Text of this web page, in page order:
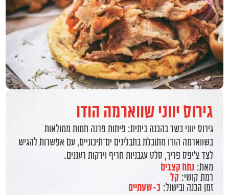
לִנְגִישׁוּת
הָאֲתָר.
גירוס יווני שווארמה הודו
גירוס יווני כשר בהכנה ביתית: פיתות פרנה חמות ממולאות
בשווארמה הודו מתובלת בתבלינים ים־תיכוניים, עם אפשרות להגיש
לצד צ’יפס פריך, סלט עגבניות חריף וירקות רעננים.
מאת: נתח קצבים
רמת קושי: קל
זמן הכנה ובישול: כ-שעתיים